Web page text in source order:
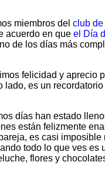
miembros del club
acuerdo en que el Día
de los días más
felicidad y aprecio
lado, es un
días han estado
están felizmente
es casi imposible
todo lo que ves es
flores y